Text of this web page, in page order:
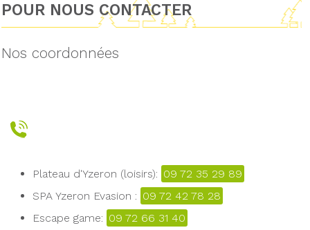
POUR NOUS CONTACTER
Nos coordonnées
Plateau d'Yzeron (loisirs): 09 72 35 29 89
SPA Yzeron Evasion : 09 72 42 78 28
Escape game: 09 72 66 31 40